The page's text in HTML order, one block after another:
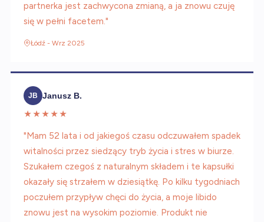
partnerka jest zachwycona zmianą, a ja znowu czuję
się w pełni facetem."
Łódź - Wrz 2025
JB
Janusz B.
★★★★★
"Mam 52 lata i od jakiegoś czasu odczuwałem spadek
witalności przez siedzący tryb życia i stres w biurze.
Szukałem czegoś z naturalnym składem i te kapsułki
okazały się strzałem w dziesiątkę. Po kilku tygodniach
poczułem przypływ chęci do życia, a moje libido
znowu jest na wysokim poziomie. Produkt nie